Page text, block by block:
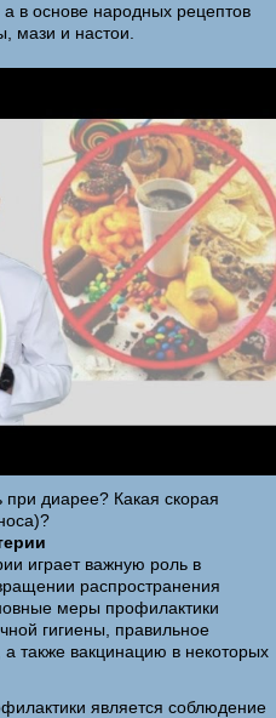
а в основе народных рецептов
мази и настои.
диарее? Какая скорая
играет важную роль в
распространения
меры профилактики
гигиены, правильное
также вакцинацию в некоторых
является соблюдение